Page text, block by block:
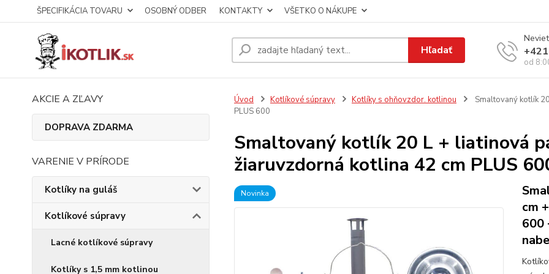
ŠPECIFIKÁCIA TOVARU OSOBNÝ ODBER KONTAKTY VŠETKO O NÁKUPE
Hľadať
od
AKCIE A ZĽAVY
DOPRAVA ZDARMA
VARENIE V PRÍRODE
Kotlíky na guláš
Kotlíkové súpravy
Lacné kotlíkové súpravy
Kotlíky s 1,5 mm kotlinou
Úvod Kotlíkové súpravy Kotlíky s ohňovzdor. kotlinou
Smaltovaný kotlík
PLUS 600
Smaltovaný kotlík 20 L + liatinová
žiaruvzdorná kotlina 42 cm PLUS
Novinka
cm
600